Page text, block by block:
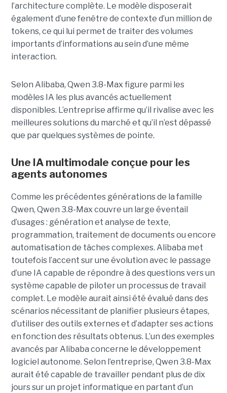
l’architecture complète. Le modèle disposerait
également d’une fenêtre de contexte d’un million de
tokens, ce qui lui permet de traiter des volumes
importants d’informations au sein d’une même
interaction.
Selon Alibaba, Qwen 3.8-Max figure parmi les
modèles IA les plus avancés actuellement
disponibles. L’entreprise affirme qu’il rivalise avec les
meilleures solutions du marché et qu’il n’est dépassé
que par quelques systèmes de pointe.
Une IA multimodale conçue pour les
agents autonomes
Comme les précédentes générations de la famille
Qwen, Qwen 3.8-Max couvre un large éventail
d’usages : génération et analyse de texte,
programmation, traitement de documents ou encore
automatisation de tâches complexes. Alibaba met
toutefois l’accent sur une évolution avec le passage
d’une IA capable de répondre à des questions vers un
système capable de piloter un processus de travail
complet. Le modèle aurait ainsi été évalué dans des
scénarios nécessitant de planifier plusieurs étapes,
d’utiliser des outils externes et d’adapter ses actions
en fonction des résultats obtenus. L’un des exemples
avancés par Alibaba concerne le développement
logiciel autonome. Selon l’entreprise, Qwen 3.8-Max
aurait été capable de travailler pendant plus de dix
jours sur un projet informatique en partant d’un